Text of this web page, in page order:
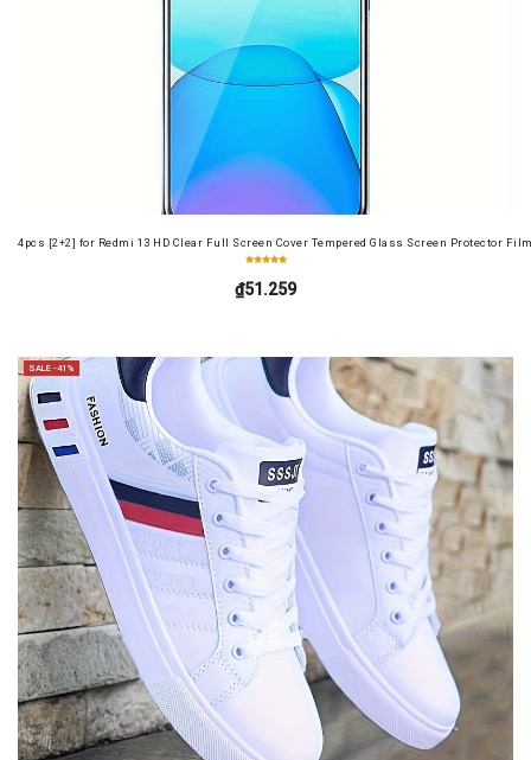
4pcs [2+2] for Redmi 13 HD Clear Full Screen Cover Tempered Glass Screen Protector
₫51.259
SALE -41%